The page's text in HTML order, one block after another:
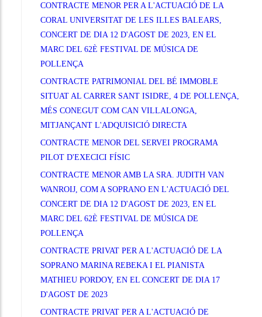
CONTRACTE MENOR PER A L'ACTUACIÓ DE LA
CORAL UNIVERSITAT DE LES ILLES BALEARS,
CONCERT DE DIA 12 D'AGOST DE 2023, EN EL
MARC DEL 62È FESTIVAL DE MÚSICA DE
POLLENÇA
CONTRACTE PATRIMONIAL DEL BÉ IMMOBLE
SITUAT AL CARRER SANT ISIDRE, 4 DE POLLENÇA,
MÉS CONEGUT COM CAN VILLALONGA,
MITJANÇANT L'ADQUISICIÓ DIRECTA
CONTRACTE MENOR DEL SERVEI PROGRAMA
PILOT D'EXECICI FÍSIC
CONTRACTE MENOR AMB LA SRA. JUDITH VAN
WANROIJ, COM A SOPRANO EN L'ACTUACIÓ DEL
CONCERT DE DIA 12 D'AGOST DE 2023, EN EL
MARC DEL 62È FESTIVAL DE MÚSICA DE
POLLENÇA
CONTRACTE PRIVAT PER A L'ACTUACIÓ DE LA
SOPRANO MARINA REBEKA I EL PIANISTA
MATHIEU PORDOY, EN EL CONCERT DE DIA 17
D'AGOST DE 2023
CONTRACTE PRIVAT PER A L'ACTUACIÓ DE